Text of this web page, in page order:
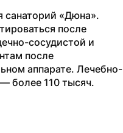
санаторий «Дюна».
после
сосудистой и
после
аппарате. Лечебно-
более 110 тысяч.